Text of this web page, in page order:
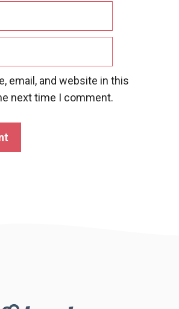
email, and website in this
next time I comment.